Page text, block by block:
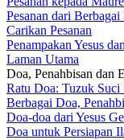
Pesanan dari Berbagai
Carikan Pesanan
Penampakan Yesus
Laman Utama
Doa, Penahbisan dan
Ratu Doa: Tuzuk Suci
Berbagai Doa,
Doa-doa dari Yesus
Doa untuk Persiapan